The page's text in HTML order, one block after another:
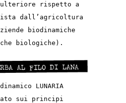
rispetto a
dall’agricoltura
biodinamiche
biologiche).
LUNARIA
sui principi